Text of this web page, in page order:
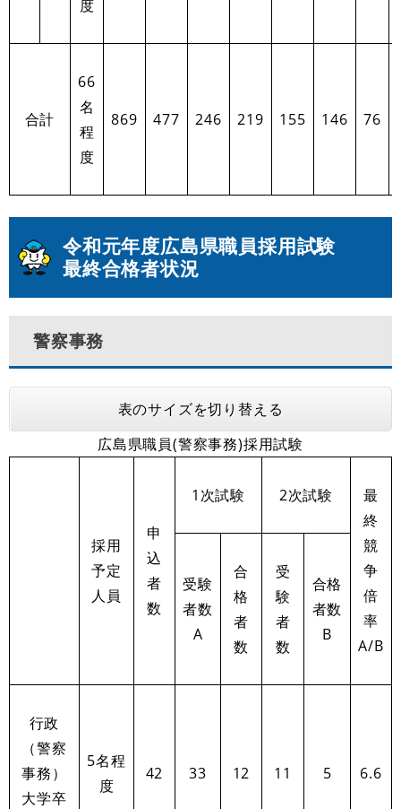
度
合計
66
名
程
度
869 477 246 219 155 146 76
令和元年度広島県職員採用試験
最終合格者状況
警察事務
表のサイズを切り替える
広島県職員(警察事務)採用試験
採用
予定
人員
申
込
者
数
1次試験 2次試験
最
終
競
争
倍
率
A/B
受験
者数
A
合
格
者
数
受
験
者
数
合格
者数
B
行政
（警察
事務）
大学卒
5名程
度
42 33 12 11 5 6.6